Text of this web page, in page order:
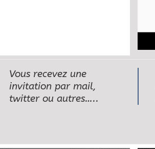
Vous recevez une
invitation par mail,
twitter ou autres…..